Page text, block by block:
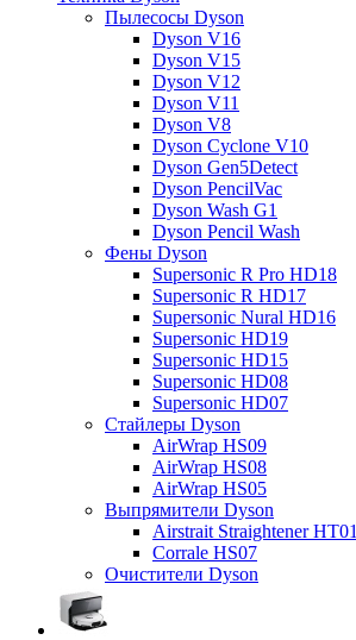
Пылесосы Dyson
Dyson V16
Dyson V15
Dyson V12
Dyson V11
Dyson V8
Dyson Cyclone V10
Dyson Gen5Detect
Dyson PencilVac
Dyson Wash G1
Dyson Pencil Wash
Фены Dyson
Supersonic R Pro HD18
Supersonic R HD17
Supersonic Nural HD16
Supersonic HD19
Supersonic HD15
Supersonic HD08
Supersonic HD07
Стайлеры Dyson
AirWrap HS09
AirWrap HS08
AirWrap HS05
Выпрямители Dyson
Airstrait Straightener HT01
Corrale HS07
Очистители Dyson